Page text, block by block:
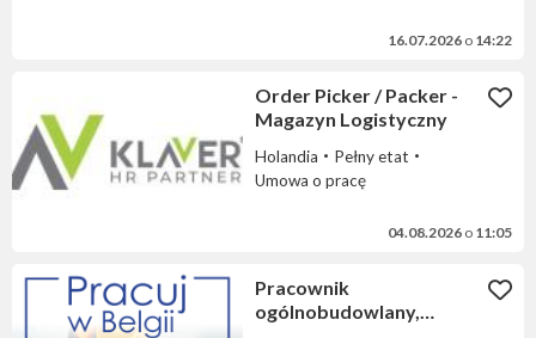
16.07.2026 o 14:22
Order Picker / Packer -
Magazyn Logistyczny
Holandia
Pełny etat
Umowa o pracę
04.08.2026 o 11:05
Pracownik
ogólnobudowlany,